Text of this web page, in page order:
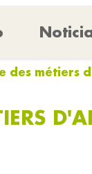
des métiers